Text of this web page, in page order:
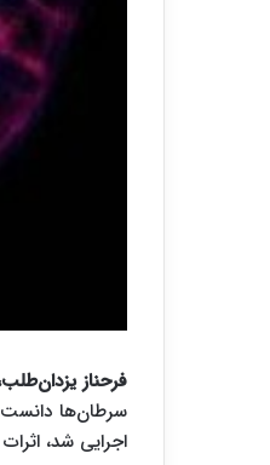
فرحناز
سرطان‌ها
اجرایی شد،